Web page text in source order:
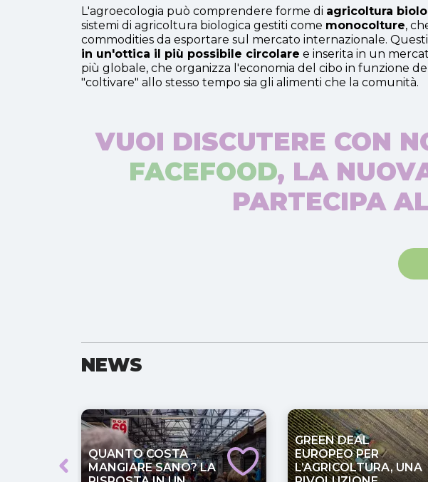
L'agroecologia può comprendere forme di agricoltura
sistemi di agricoltura biologica gestiti come monocolture,
commodities da esportare sul mercato internazionale.
in un'ottica il più possibile circolare e inserita in un
più globale, che organizza l'economia del cibo in funzione
"coltivare" allo stesso tempo sia gli alimenti che la comunità.
VUOI DISCUTERE CON
FACEFOOD, LA
PARTECIPA
NEWS
QUANTO COSTA
MANGIARE SANO? LA
GREEN DEAL
EUROPEO PER
L’AGRICOLTURA, UNA